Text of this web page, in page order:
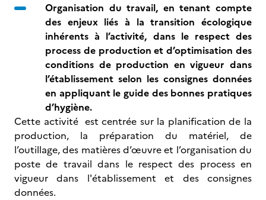
Organisation du travail, en tenant compte
des enjeux liés à la transition écologique
inhérents à l’activité, dans le respect des
process de production et d’optimisation des
conditions de production en vigueur dans
l’établissement selon les consignes données
en appliquant le guide des bonnes pratiques
d’hygiène.
Cette activité est centrée sur la planification de la
production, la préparation du matériel, de
l’outillage, des matières d’œuvre et l’organisation du
poste de travail dans le respect des process en
vigueur dans l'établissement et des consignes
données.